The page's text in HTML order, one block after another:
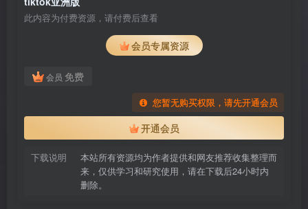
此内容为付费资源，请付费后查看
会员专属资源
会员 免费
您暂无购买权限，请先开通会员
开通会员
下载说明
本站所有资源均为作者提供和网友推荐收集整理而
来，仅供学习和研究使用，请在下载后24小时内
删除。